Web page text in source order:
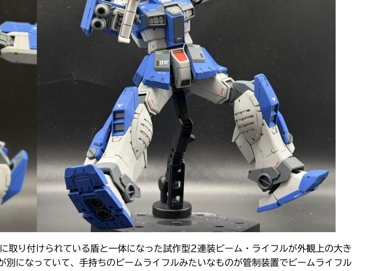
取り付けられている盾と一体になった試作型2連装ビーム・ライフルが外観上の大き
になっていて、手持ちのビームライフルみたいなものが管制装置でビームライフル